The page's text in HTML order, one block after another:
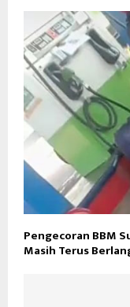
Pengecoran BBM
Masih Terus